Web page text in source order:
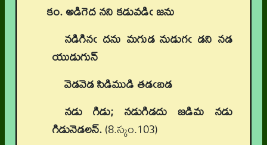
కం.అడిగెద నని కడువడిఁ జను
నడిగినఁ దను మగుడ నుడుగఁ డని నడ
యుడుగున్
వెడవెడ సిడిముడి తడఁబడ
నడు గిడు; నడుగిడదు జడిమ నడు
గిడునెడలన్.(8.స్కం.103)